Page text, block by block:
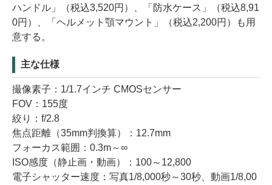
ハンドル」（税込3,520円）、「防水ケース」（税込8,91
0円）、「ヘルメット顎マウント」（税込2,200円）も用
意する。
主な仕様
撮像素子：1/1.7インチ CMOSセンサー
FOV：155度
絞り：f/2.8
焦点距離（35mm判換算）：12.7mm
フォーカス範囲：0.3m～∞
ISO感度（静止画・動画）：100～12,800
電子シャッター速度：写真1/8,000秒～30秒、動画1/8,00